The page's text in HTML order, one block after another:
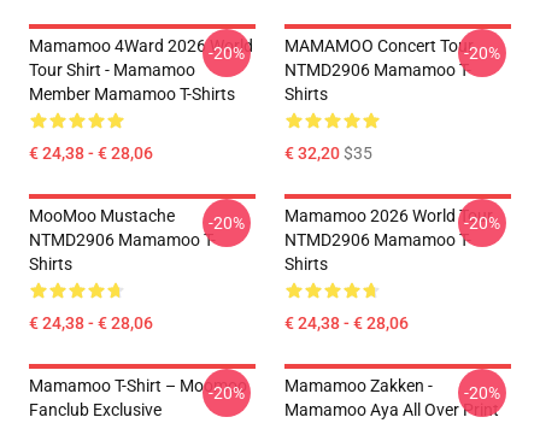
Mamamoo 4Ward 2026 World
Tour Shirt - Mamamoo
Member Mamamoo T-Shirts
€ 24,38 - € 28,06
-20%
MAMAMOO Concert Tour
NTMD2906 Mamamoo T-
Shirts
€ 32,20$35
-20%
MooMoo Mustache
NTMD2906 Mamamoo T-
Shirts
€ 24,38 - € 28,06
-20%
Mamamoo 2026 World Tour
NTMD2906 Mamamoo T-
Shirts
€ 24,38 - € 28,06
-20%
Mamamoo T-Shirt – Moomoo
Fanclub Exclusive
-20%
Mamamoo Zakken -
Mamamoo Aya All Over Print
-20%